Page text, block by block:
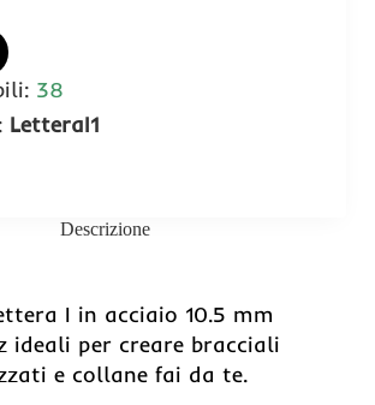
38
LetteraI1
Descrizione
I in acciaio 10.5 mm
ideali per creare bracciali
e collane fai da te.